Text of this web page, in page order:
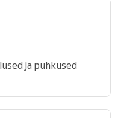
ja puhkused